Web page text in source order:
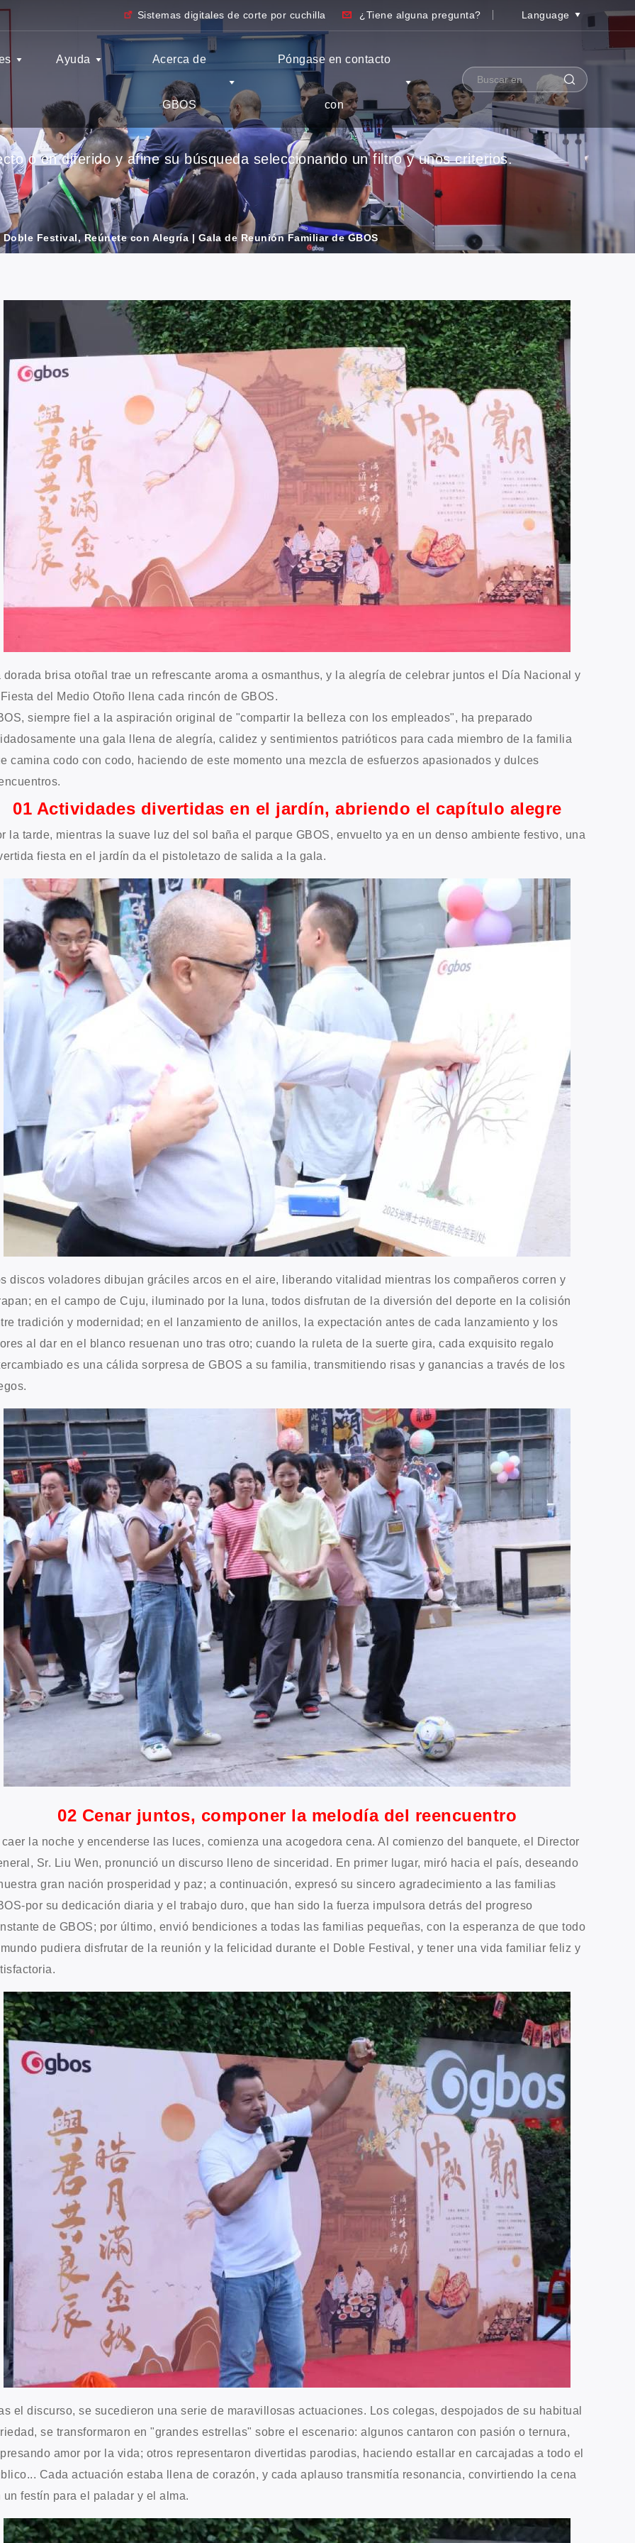
Sistemas digitales de corte por cuchilla ¿Tiene alguna pregunta? Language
Ayuda Acerca de
GBOS
Póngase en contacto
con
o en diferido y afine su búsqueda seleccionando un filtro y unos criterios.
Doble Festival, Reúnete con Alegría | Gala de Reunión Familiar de GBOS
dorada brisa otoñal trae un refrescante aroma a osmanthus, y la alegría de celebrar juntos el Día Nacional y
Fiesta del Medio Otoño llena cada rincón de GBOS.
siempre fiel a la aspiración original de "compartir la belleza con los empleados", ha preparado
una gala llena de alegría, calidez y sentimientos patrióticos para cada miembro de la familia
camina codo con codo, haciendo de este momento una mezcla de esfuerzos apasionados y dulces
01 Actividades divertidas en el jardín, abriendo el capítulo alegre
la tarde, mientras la suave luz del sol baña el parque GBOS, envuelto ya en un denso ambiente festivo, una
fiesta en el jardín da el pistoletazo de salida a la gala.
discos voladores dibujan gráciles arcos en el aire, liberando vitalidad mientras los compañeros corren y
en el campo de Cuju, iluminado por la luna, todos disfrutan de la diversión del deporte en la colisión
tradición y modernidad; en el lanzamiento de anillos, la expectación antes de cada lanzamiento y los
al dar en el blanco resuenan uno tras otro; cuando la ruleta de la suerte gira, cada exquisito regalo
es una cálida sorpresa de GBOS a su familia, transmitiendo risas y ganancias a través de los
02 Cenar juntos, componer la melodía del reencuentro
la noche y encenderse las luces, comienza una acogedora cena. Al comienzo del banquete, el Director
Sr. Liu Wen, pronunció un discurso lleno de sinceridad. En primer lugar, miró hacia el país, deseando
gran nación prosperidad y paz; a continuación, expresó su sincero agradecimiento a las familias
por su dedicación diaria y el trabajo duro, que han sido la fuerza impulsora detrás del progreso
de GBOS; por último, envió bendiciones a todas las familias pequeñas, con la esperanza de que todo
pudiera disfrutar de la reunión y la felicidad durante el Doble Festival, y tener una vida familiar feliz y
el discurso, se sucedieron una serie de maravillosas actuaciones. Los colegas, despojados de su habitual
se transformaron en "grandes estrellas" sobre el escenario: algunos cantaron con pasión o ternura,
amor por la vida; otros representaron divertidas parodias, haciendo estallar en carcajadas a todo el
Cada actuación estaba llena de corazón, y cada aplauso transmitía resonancia, convirtiendo la cena
un festín para el paladar y el alma.